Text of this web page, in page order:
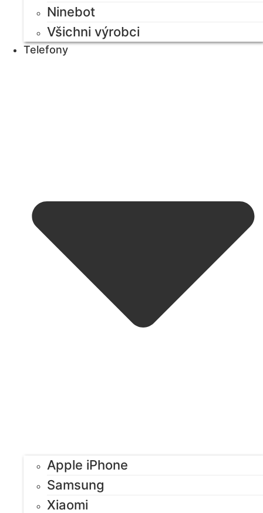
Ninebot
Všichni výrobci
Telefony
Apple iPhone
Samsung
Xiaomi